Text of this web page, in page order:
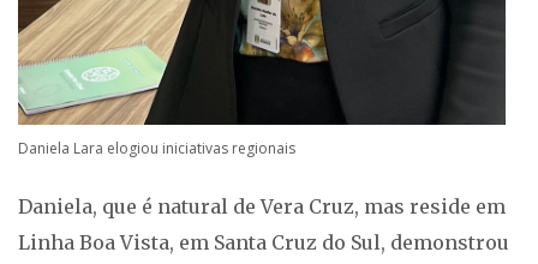
Daniela Lara elogiou iniciativas regionais
Daniela, que é natural de Vera Cruz, mas reside em
Linha Boa Vista, em Santa Cruz do Sul, demonstrou